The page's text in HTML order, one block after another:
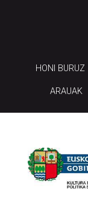
HONI BURUZ
ARAUAK